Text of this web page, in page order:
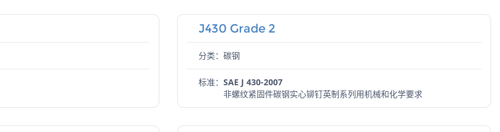
J430 Grade 2
分类：碳钢
标准： SAE J 430-2007
非螺纹紧固件碳钢实心铆钉英制系列用机械和化学要求